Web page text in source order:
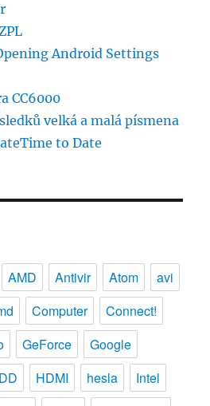
Android Settings
CC6000
velká a malá písmena
to Date
AMD Antivir Atom
avi
Computer
Connect!
GeForce
Google
HDMI hesla
Intel